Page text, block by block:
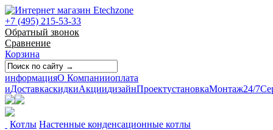
+7 (495) 215-53-33
Обратный звонок
Сравнение
Корзина
информацияО Компанииоплата
иДоставкаскидкиАкциидизайнПроектустановкаМонтаж24/7
Котлы Настенные конденсационные котлы